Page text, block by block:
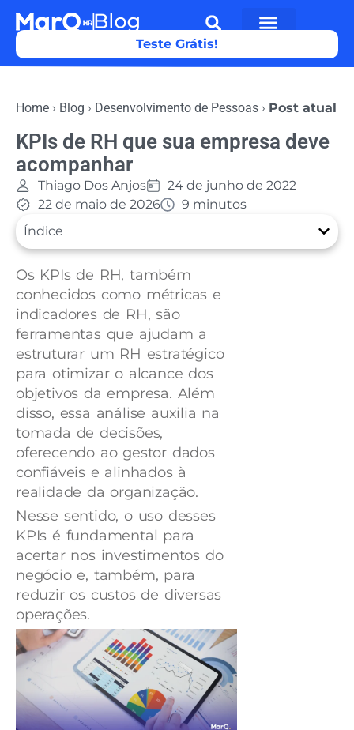
Teste Grátis!
Home › Blog › Desenvolvimento de Pessoas › Post atual
KPIs de RH que sua empresa deve
acompanhar
Thiago Dos Anjos
24 de junho de 2022
22 de maio de 2026
9 minutos
Índice
Os KPIs de RH, também
conhecidos como métricas e
indicadores de RH, são
ferramentas que ajudam a
estruturar um RH estratégico
para otimizar o alcance dos
objetivos da empresa. Além
disso, essa análise auxilia na
tomada de decisões,
oferecendo ao gestor dados
confiáveis e alinhados à
realidade da organização.
Nesse sentido, o uso desses
KPIs é fundamental para
acertar nos investimentos do
negócio e, também, para
reduzir os custos de diversas
operações.